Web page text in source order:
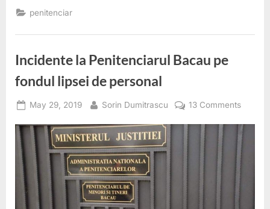
plata
suspendate
penitenciar
Incidente la Penitenciarul Bacau pe
fondul lipsei de personal
Posted
May 29, 2019 By
Sorin Dumitrascu 13 Commentson
la
Bacau